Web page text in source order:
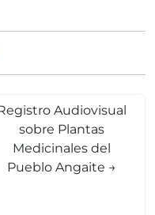
Audiovisual
sobre Plantas
Medicinales del
Pueblo Angaite →